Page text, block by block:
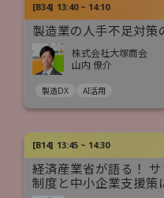
[B34] 13:40 ~ 14:10
製造業の人手不足対策
株式会社大塚商会
山内 僚介
製造DX AI活用
[B14] 13:45 ~ 14:30
経済産業省が語る！
制度と中小企業支援策